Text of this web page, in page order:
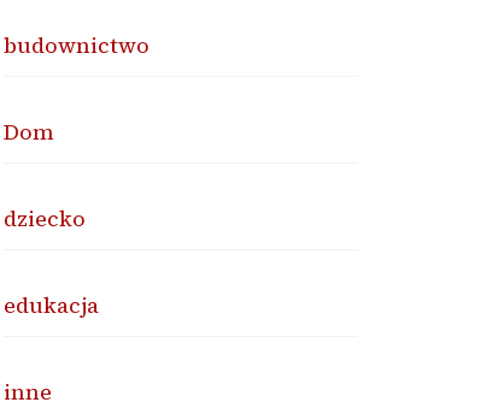
budownictwo
Dom
dziecko
edukacja
inne